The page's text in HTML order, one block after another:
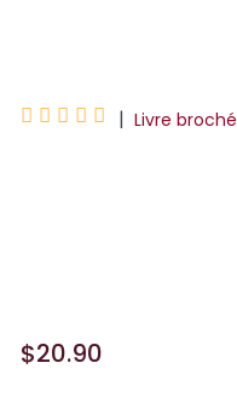
     | Livre broché
$20.90